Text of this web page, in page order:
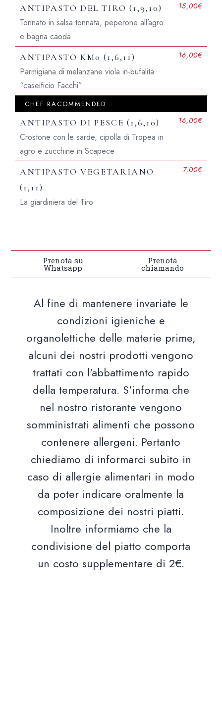
ANTIPASTO DEL TIRO (1,9,10)
Tonnato in salsa tonnata, peperone all’agro
e bagna caoda
15,00€
ANTIPASTO KM0 (1,6,11)
Parmigiana di melanzane viola in-bufalita
“caseificio Facchi”
16,00€
CHEF RACOMMENDED
ANTIPASTO DI PESCE (1,6,10)
Crostone con le sarde, cipolla di Tropea in
agro e zucchine in Scapece
16,00€
ANTIPASTO VEGETARIANO
(1,11)
La giardiniera del Tiro
7,00€
Prenota su
Whatsapp
Prenota
chiamando
Al fine di mantenere invariate le
condizioni igieniche e
organolettiche delle materie prime,
alcuni dei nostri prodotti vengono
trattati con l'abbattimento rapido
della temperatura. S'informa che
nel nostro ristorante vengono
somministrati alimenti che possono
contenere allergeni. Pertanto
chiediamo di informarci subito in
caso di allergie alimentari in modo
da poter indicare oralmente la
composizione dei nostri piatti.
Inoltre informiamo che la
condivisione del piatto comporta
un costo supplementare di 2€.
Contatti +39 0322
Whatsapp: